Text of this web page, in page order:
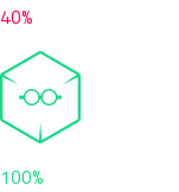
40%
100%